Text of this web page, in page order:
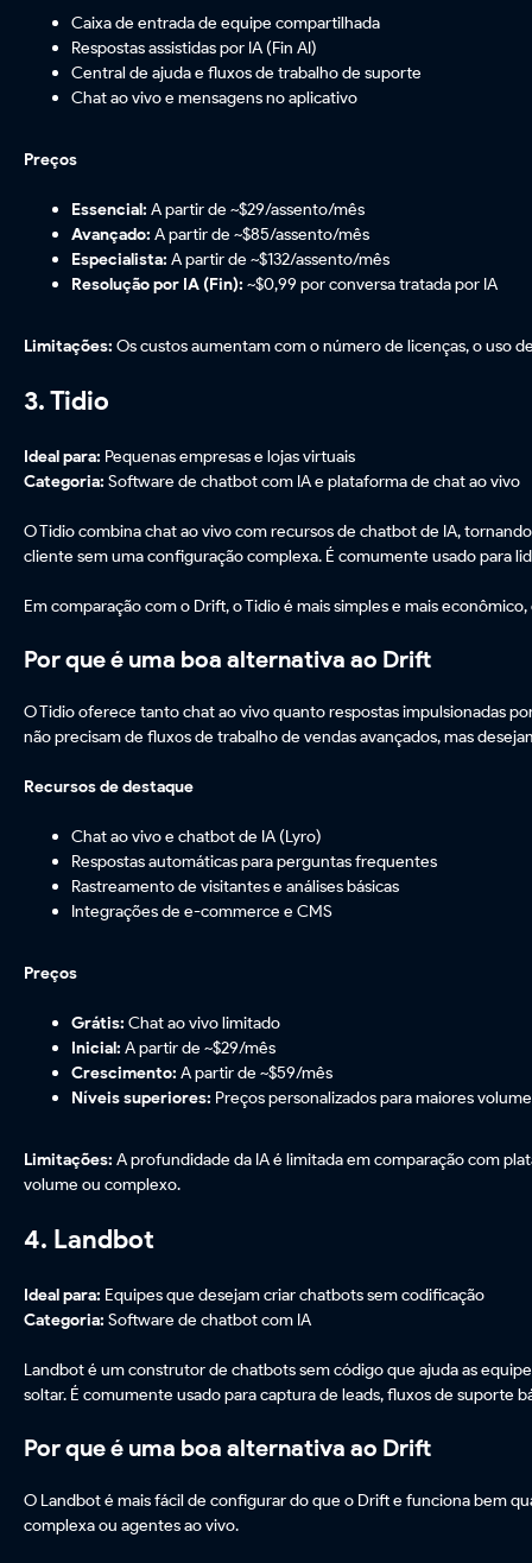
Caixa de entrada de equipe compartilhada
Respostas assistidas por IA (Fin AI)
Central de ajuda e fluxos de trabalho de suporte
Chat ao vivo e mensagens no aplicativo
Preços
Essencial: A partir de ~$29/assento/mês
Avançado: A partir de ~$85/assento/mês
Especialista: A partir de ~$132/assento/mês
Resolução por IA (Fin): ~$0,99 por conversa tratada por IA
Limitações: Os custos aumentam com o número de licenças, o uso
3. Tidio
Ideal para: Pequenas empresas e lojas virtuais
Categoria: Software de chatbot com IA e plataforma de chat ao vivo
O Tidio combina chat ao vivo com recursos de chatbot de IA,
cliente sem uma configuração complexa. É comumente usado para
Em comparação com o Drift, o Tidio é mais simples e mais
Por que é uma boa alternativa ao Drift
O Tidio oferece tanto chat ao vivo quanto respostas impulsionadas
não precisam de fluxos de trabalho de vendas avançados, mas
Recursos de destaque
Chat ao vivo e chatbot de IA (Lyro)
Respostas automáticas para perguntas frequentes
Rastreamento de visitantes e análises básicas
Integrações de e-commerce e CMS
Preços
Grátis: Chat ao vivo limitado
Inicial: A partir de ~$29/mês
Crescimento: A partir de ~$59/mês
Níveis superiores: Preços personalizados para maiores
Limitações: A profundidade da IA é limitada em comparação com
volume ou complexo.
4. Landbot
Ideal para: Equipes que desejam criar chatbots sem codificação
Categoria: Software de chatbot com IA
Landbot é um construtor de chatbots sem código que ajuda as
soltar. É comumente usado para captura de leads, fluxos de suporte
Por que é uma boa alternativa ao Drift
O Landbot é mais fácil de configurar do que o Drift e funciona bem
complexa ou agentes ao vivo.